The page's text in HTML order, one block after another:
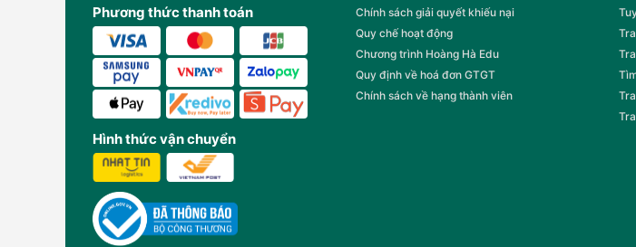
Phương thức thanh toán
Hình thức vận chuyển
Chính sách giải quyết khiếu nại
Quy chế hoạt động
Chương trình Hoàng Hà Edu
Quy định về hoá đơn GTGT
Chính sách về hạng thành viên